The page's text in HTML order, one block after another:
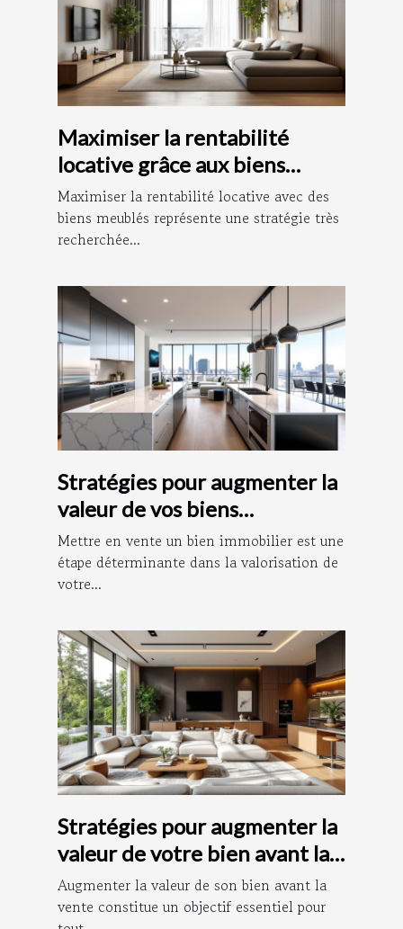
Maximiser la rentabilité
locative grâce aux biens
meublés
Maximiser la rentabilité locative avec des
biens meublés représente une stratégie très
recherchée...
Stratégies pour augmenter la
valeur de vos biens
immobiliers avant la vente
Mettre en vente un bien immobilier est une
étape déterminante dans la valorisation de
votre...
Stratégies pour augmenter la
valeur de votre bien avant la
vente
Augmenter la valeur de son bien avant la
vente constitue un objectif essentiel pour